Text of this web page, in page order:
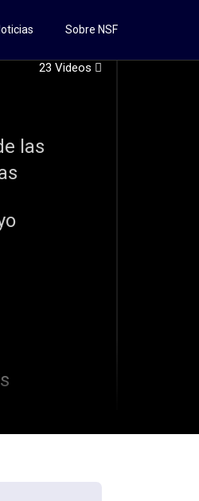
Sobre NSF
23 Videos
las